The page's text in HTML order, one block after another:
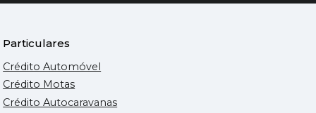
Particulares
Crédito Automóvel
Crédito Motas
Crédito Autocaravanas